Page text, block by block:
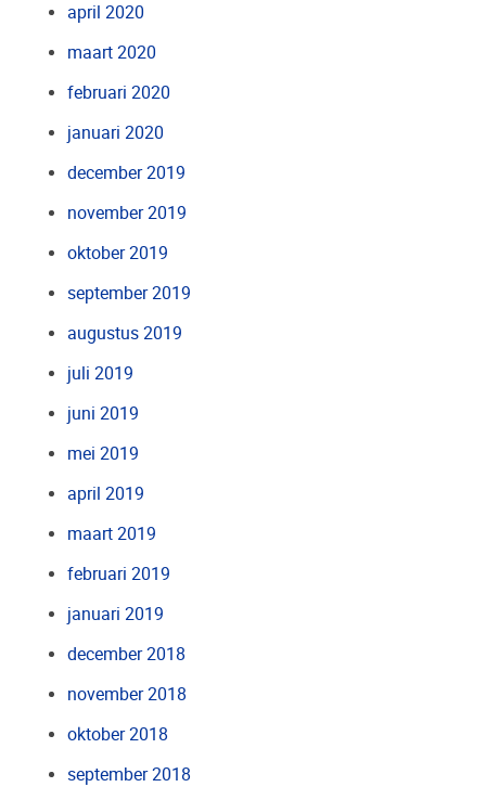
april 2020
maart 2020
februari 2020
januari 2020
december 2019
november 2019
oktober 2019
september 2019
augustus 2019
juli 2019
juni 2019
mei 2019
april 2019
maart 2019
februari 2019
januari 2019
december 2018
november 2018
oktober 2018
september 2018